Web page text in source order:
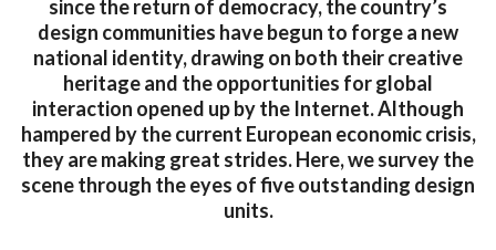
since the return of democracy, the country’s
design communities have begun to forge a new
national identity, drawing on both their creative
heritage and the opportunities for global
interaction opened up by the Internet. Although
hampered by the current European economic crisis,
they are making great strides. Here, we survey the
scene through the eyes of five outstanding design
units.